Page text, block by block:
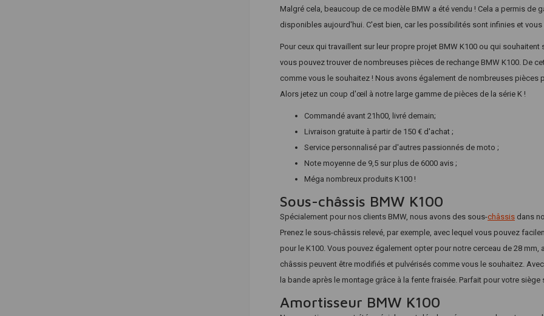
Malgré cela, beaucoup de ce modèle BMW a été vendu ! Cela a permis
disponibles aujourd'hui. C'est bien, car les possibilités sont infinies et
Pour ceux qui travaillent sur leur propre projet BMW K100 ou qui
vous pouvez trouver de nombreuses pièces de rechange BMW K100. De
comme vous le souhaitez ! Nous avons également de nombreuses pièces
Alors jetez un coup d'œil à notre large gamme de pièces de la série K !
Commandé avant 21h00, livré demain;
Livraison gratuite à partir de 150 € d'achat ;
Service personnalisé par d'autres passionnés de moto ;
Note moyenne de 9,5 sur plus de 6000 avis ;
Méga nombreux produits K100 !
Sous-châssis BMW K100
Spécialement pour nos clients BMW, nous avons des sous-châssis dans
Prenez le sous-châssis relevé, par exemple, avec lequel vous pouvez
pour le K100. Vous pouvez également opter pour notre cerceau de 28
châssis peuvent être modifiés et pulvérisés comme vous le souhaitez.
la bande après le montage grâce à la fente fraisée. Parfait pour votre siège
Amortisseur BMW K100